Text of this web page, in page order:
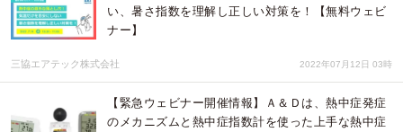
い、暑さ指数を理解し正しい対策を！【無料ウェビ
ナー】
三協エアテック株式会社 2022年07月12日 03時
【緊急ウェビナー開催情報】Ａ＆Ｄは、熱中症発症
のメカニズムと熱中症指数計を使った上手な熱中症